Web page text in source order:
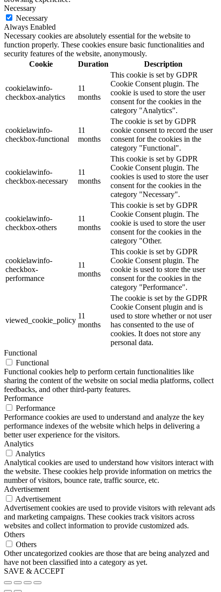
Necessary
Necessary
Always Enabled
Necessary cookies are absolutely essential for the website to
function properly. These cookies ensure basic functionalities and
security features of the website, anonymously.
Cookie
Duration Description
cookielawinfo-
checkbox-analytics
11
months
This cookie is set by GDPR
Cookie Consent plugin. The
cookie is used to store the user
consent for the cookies in the
category "Analytics".
cookielawinfo-
checkbox-functional
11
months
The cookie is set by GDPR
cookie consent to record the user
consent for the cookies in the
category "Functional".
cookielawinfo-
checkbox-necessary
11
months
This cookie is set by GDPR
Cookie Consent plugin. The
cookies is used to store the user
consent for the cookies in the
category "Necessary".
cookielawinfo-
checkbox-others
11
months
This cookie is set by GDPR
Cookie Consent plugin. The
cookie is used to store the user
consent for the cookies in the
category "Other.
cookielawinfo-
checkbox-
performance
11
months
This cookie is set by GDPR
Cookie Consent plugin. The
cookie is used to store the user
consent for the cookies in the
category "Performance".
viewed_cookie_policy
11
months
The cookie is set by the GDPR
Cookie Consent plugin and is
used to store whether or not user
has consented to the use of
cookies. It does not store any
personal data.
Functional
Functional
Functional cookies help to perform certain functionalities like
sharing the content of the website on social media platforms, collect
feedbacks, and other third-party features.
Performance
Performance
Performance cookies are used to understand and analyze the key
performance indexes of the website which helps in delivering a
better user experience for the visitors.
Analytics
Analytics
Analytical cookies are used to understand how visitors interact with
the website. These cookies help provide information on metrics the
number of visitors, bounce rate, traffic source, etc.
Advertisement
Advertisement
Advertisement cookies are used to provide visitors with relevant ads
and marketing campaigns. These cookies track visitors across
websites and collect information to provide customized ads.
Others
Others
Other uncategorized cookies are those that are being analyzed and
have not been classified into a category as yet.
SAVE & ACCEPT